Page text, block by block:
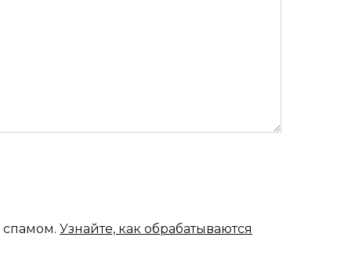
спамом. Узнайте, как обрабатываются